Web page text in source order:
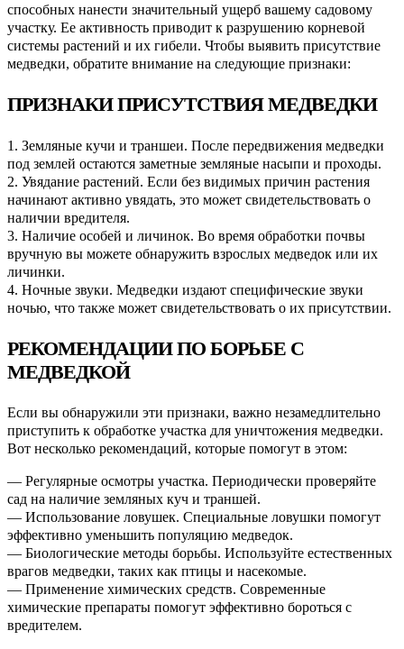
способных нанести значительный ущерб вашему садовому
участку. Ее активность приводит к разрушению корневой
системы растений и их гибели. Чтобы выявить присутствие
медведки, обратите внимание на следующие признаки:
ПРИЗНАКИ ПРИСУТСТВИЯ МЕДВЕДКИ
1. Земляные кучи и траншеи. После передвижения медведки
под землей остаются заметные земляные насыпи и проходы.
2. Увядание растений. Если без видимых причин растения
начинают активно увядать, это может свидетельствовать о
наличии вредителя.
3. Наличие особей и личинок. Во время обработки почвы
вручную вы можете обнаружить взрослых медведок или их
личинки.
4. Ночные звуки. Медведки издают специфические звуки
ночью, что также может свидетельствовать о их присутствии.
РЕКОМЕНДАЦИИ ПО БОРЬБЕ С
МЕДВЕДКОЙ
Если вы обнаружили эти признаки, важно незамедлительно
приступить к обработке участка для уничтожения медведки.
Вот несколько рекомендаций, которые помогут в этом:
— Регулярные осмотры участка. Периодически проверяйте
сад на наличие земляных куч и траншей.
— Использование ловушек. Специальные ловушки помогут
эффективно уменьшить популяцию медведок.
— Биологические методы борьбы. Используйте естественных
врагов медведки, таких как птицы и насекомые.
— Применение химических средств. Современные
химические препараты помогут эффективно бороться с
вредителем.